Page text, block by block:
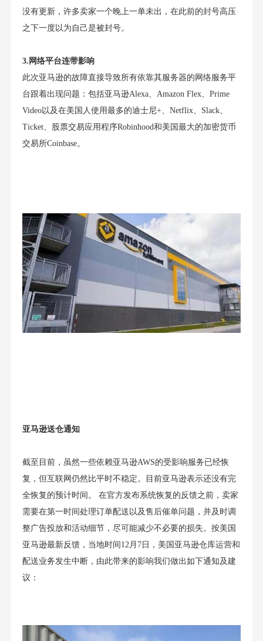
没有更新，许多卖家一个晚上一单未出，在此前的封号高压
之下一度以为自己是被封号。
3. 网络平台连带影响
此次亚马逊的故障直接导致所有依靠其服务器的网络服务平
台跟着出现问题：包括亚马逊Alexa、Amazon Flex、Prime
Video以及在美国人使用最多的迪士尼+、Netflix、Slack、
Ticket、股票交易应用程序Robinhood和美国最大的加密货币
交易所Coinbase。
亚马逊送仓通知
截至目前，虽然一些依赖亚马逊AWS的受影响服务已经恢
复，但互联网仍然比平时不稳定。目前亚马逊表示还没有完
全恢复的预计时间。 在官方发布系统恢复的反馈之前，卖家
需要在第一时间处理订单配送以及售后催单问题，并及时调
整广告投放和活动细节，尽可能减少不必要的损失。按美国
亚马逊最新反馈，当地时间12月7日，美国亚马逊仓库运营和
配送业务发生中断，由此带来的影响我们做出如下通知及建
议：